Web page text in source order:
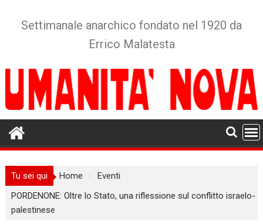
Settimanale anarchico fondato nel 1920 da
Errico Malatesta
Tu sei qui Home
Eventi
PORDENONE: Oltre lo Stato, una riflessione sul conflitto israelo-
palestinese